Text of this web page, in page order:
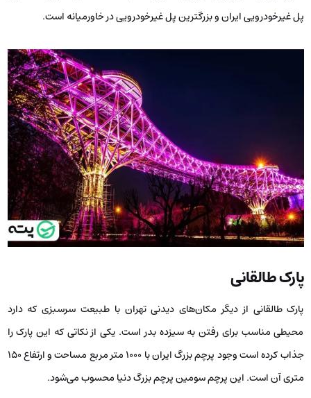
پل غیرخودرویی ایران و بزرگترین پل غیرخودرویی در خاورمیانه است.
پارک طالقانی
پارک طالقانی از دیگر مکان‌های دیدنی تهران با طبیعت سرسبزی که دارد
محیطی مناسب برای رفتن به سیزده بدر است. یکی از نکاتی که این پارک را
جذاب کرده است وجود پرچم بزرگ ایران با 1000 متر مربع مساحت و ارتفاع 150
متری آن است. این پرچم سومین پرچم بزرگ دنیا محسوب می‌شود.